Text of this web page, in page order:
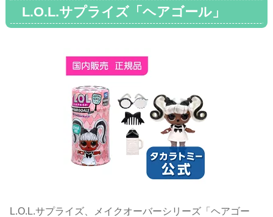
L.O.L.サプライズ「ヘアゴール」
L.O.L.サプライズ、メイクオーバーシリーズ「ヘアゴー